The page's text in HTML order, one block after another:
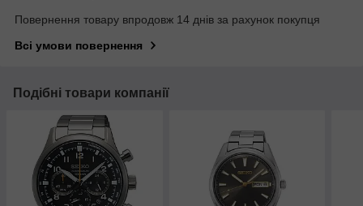
Повернення товару впродовж 14 днів за рахунок покупця
Всі умови повернення
Подібні товари компанії